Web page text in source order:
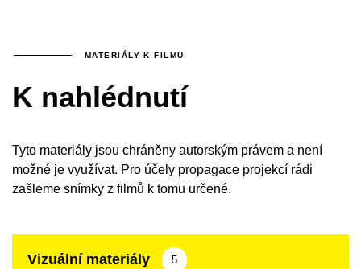
MATERIÁLY K FILMU
K nahlédnutí
Tyto materiály jsou chráněny autorským právem a není
možné je využívat. Pro účely propagace projekcí rádi
zašleme snímky z filmů k tomu určené.
Vizuální materiály 5